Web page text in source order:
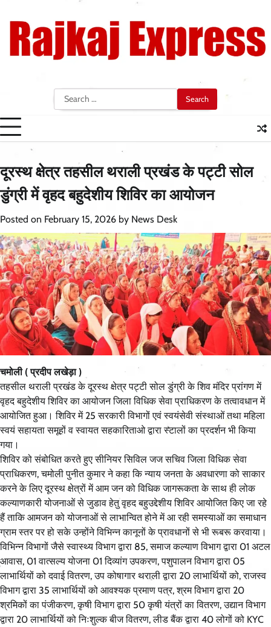
content
Search
for:
दूरस्थ क्षेत्र तहसील थराली प्रखंड के पट्टी सोल
डुंग्री में वृहद बहुदेशीय शिविर का आयोजन
Posted on February 15, 2026 by News Desk
चमोली ( प्रदीप लखेड़ा )
तहसील थराली प्रखंड के दूरस्थ क्षेत्र पट्टी सोल डुंग्री के शिव मंदिर प्रांगण में
वृहद बहुदेशीय शिविर का आयोजन जिला विधिक सेवा प्राधिकरण के तत्वावधान में
आयोजित हुआ। शिविर में 25 सरकारी विभागों एवं स्वयंसेवी संस्थाओं तथा महिला
स्वयं सहायता समूहों व स्वायत सहकारिताओ द्वारा स्टालों का प्रदर्शन भी किया
गया।
शिविर को संबोधित करते हुए सीनियर सिविल जज सचिव जिला विधिक सेवा
प्राधिकरण, चमोली पुनीत कुमार ने कहा कि न्याय जनता के अवधारणा को साकार
करने के लिए दूरस्थ क्षेत्रों में आम जन को विधिक जागरूकता के साथ ही लोक
कल्याणकारी योजनाओं से जुडाव हेतु वृहद बहुउद्देशीय शिविर आयोजित किए जा रहे
हैं ताकि आमजन को योजनाओं से लाभान्वित होने में आ रही समस्याओं का समाधान
ग्राम स्तर पर हो सके उन्होंने विभिन्न कानूनों के प्रावधानों से भी रूबरू करवाया।
विभिन्न विभागों जैसे स्वास्थ्य विभाग द्वारा 85, समाज कल्याण विभाग द्वारा 01 अटल
आवास, 01 वात्सल्य योजना 01 दिव्यांग उपकरण, पशुपालन विभाग द्वारा 05
लाभार्थियों को दवाई वितरण, उप कोषागार थराली द्वारा 20 लाभार्थियों को, राजस्व
विभाग द्वारा 35 लाभार्थियों को आवश्यक प्रमाण पत्र, श्रम विभाग द्वारा 20
श्रमिकों का पंजीकरण, कृषी विभाग द्वारा 50 कृषी यंत्रों का वितरण, उद्यान विभाग
द्वारा 20 लाभार्थियों को निःशुल्क बीज वितरण, लीड बैंक द्वारा 40 लोगों को KYC